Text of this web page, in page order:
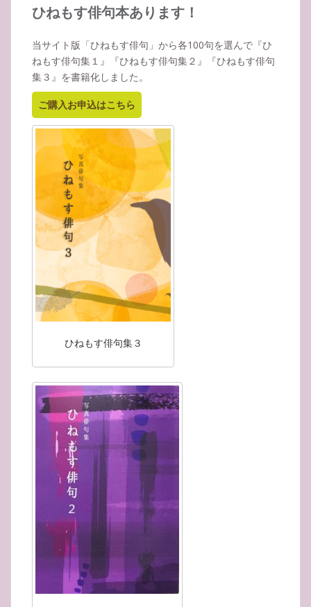
イ
ひねもす俳句本あります！
当サイト版「ひねもす俳句」から各100句を選んで『ひ
ねもす俳句集１』『ひねもす俳句集２』『ひねもす俳句
集３』を書籍化しました。
ご購入お申込はこちら
ひねもす俳句集３